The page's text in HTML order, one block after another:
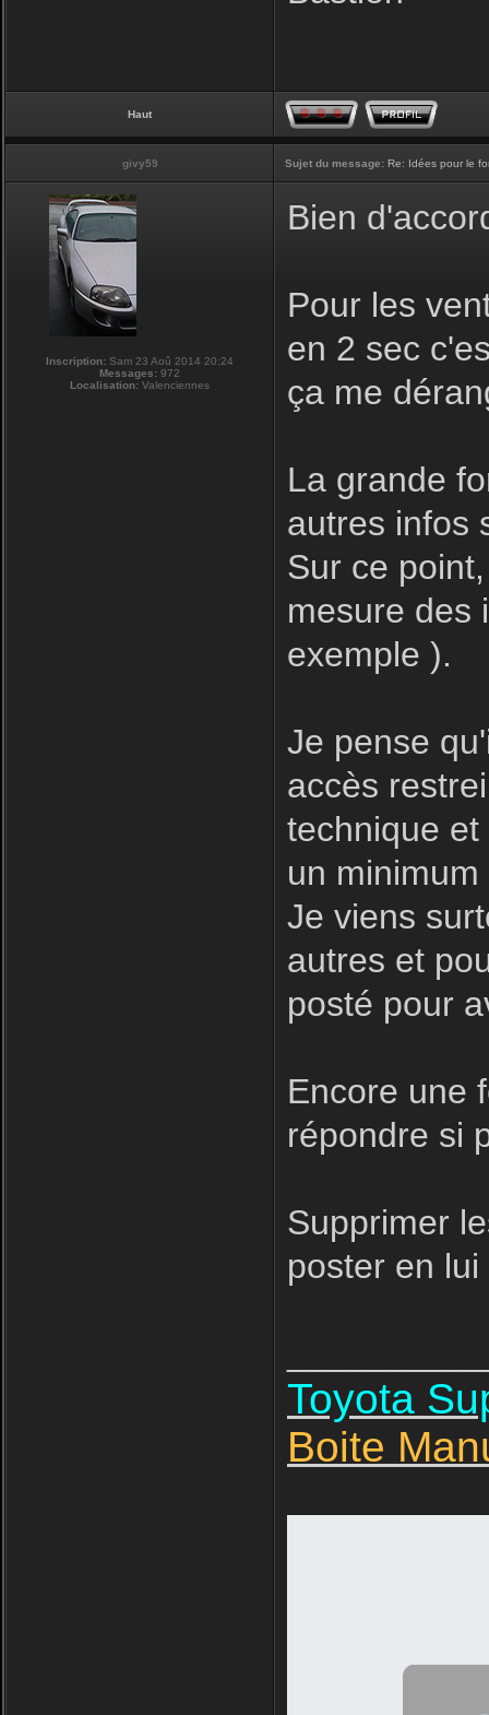
Haut
givy59 Sujet du message: Re: Idées pour le
Inscription: Sam 23 Aoû 2014 20:24
Messages: 972
Localisation: Valenciennes
Bien
Pour les
en 2 sec
ça me
La grande
autres infos
Sur ce
mesure des
exemple ).
Je pense
accès
technique
un
Je viens
autres et
posté pour
Encore une
répondre si
Supprimer
poster en
Toyota
Boite